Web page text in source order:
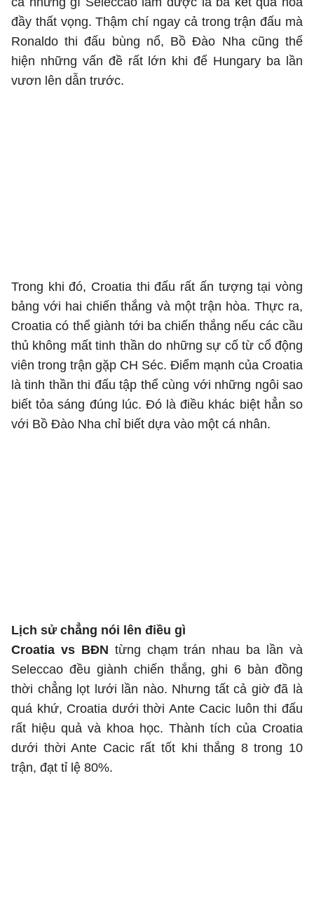
đầy thất vọng. Thậm chí ngay cả trong trận đấu mà
Ronaldo thi đấu bùng nổ, Bồ Đào Nha cũng thể
hiện những vấn đề rất lớn khi để Hungary ba lần
vươn lên dẫn trước.
Trong khi đó, Croatia thi đấu rất ấn tượng tại vòng
bảng với hai chiến thắng và một trận hòa. Thực ra,
Croatia có thể giành tới ba chiến thắng nếu các cầu
thủ không mất tinh thần do những sự cố từ cổ động
viên trong trận gặp CH Séc. Điểm mạnh của Croatia
là tinh thần thi đấu tập thể cùng với những ngôi sao
biết tỏa sáng đúng lúc. Đó là điều khác biệt hẳn so
với Bồ Đào Nha chỉ biết dựa vào một cá nhân.
Lịch sử chẳng nói lên điều gì
Croatia vs BĐN từng chạm trán nhau ba lần và
Seleccao đều giành chiến thắng, ghi 6 bàn đồng
thời chẳng lọt lưới lần nào. Nhưng tất cả giờ đã là
quá khứ, Croatia dưới thời Ante Cacic luôn thi đấu
rất hiệu quả và khoa học. Thành tích của Croatia
dưới thời Ante Cacic rất tốt khi thắng 8 trong 10
trận, đạt tỉ lệ 80%.